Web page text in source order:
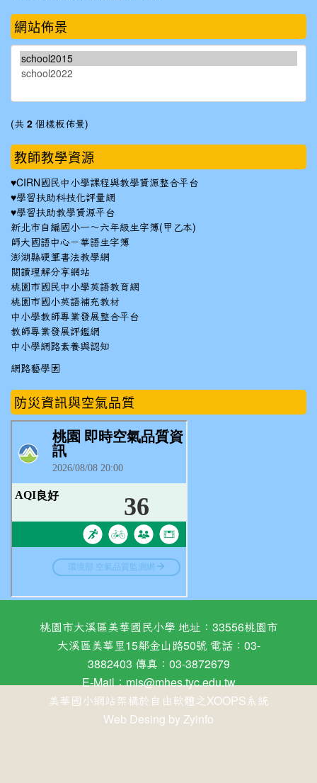
網站佈景
(共 2 個樣板佈景)
教師教學資源
♥CIRN國民中小學課程與教學資源整合平台
♥學習扶助科技化評量網
♥學習扶助教學資源平台
新北市自編國小一～六年級生字簿(甲乙本)
師大國語中心－華語生字簿
澎湖縣硬筆書法教學網
閱讀理解分享網站
桃園市國民中小學英語教育網
桃園市國小英語補充教材
中小學教師專業發展整合平台
教師專業發展評鑑網
中小學網路素養與認知
網路藝學園
防災資訊與空氣品質
桃園市大溪區美華國民小學 地址：33556桃園市
大溪區美華里15鄰金山路50號 電話：03-
3882403 傳真：03-3872679
E-Mail：mis@mhes.tyc.edu.tw
美華國小網站架構於自由軟體之XOOPS系統
Web Desing by Zyinfo